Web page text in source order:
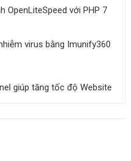
OpenLiteSpeed ​​với PHP 7
virus bằng Imunify360
giúp tăng tốc độ Website